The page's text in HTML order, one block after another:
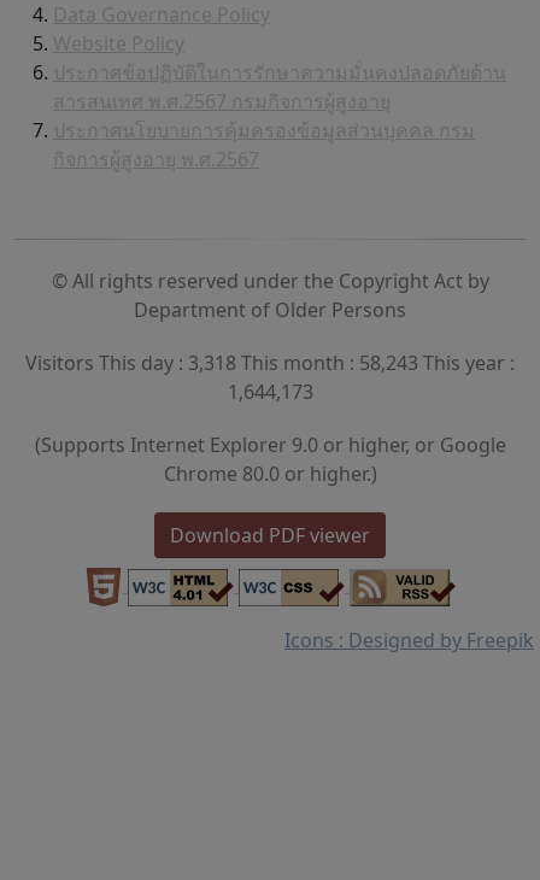
Data Governance Policy
Website Policy
ประกาศข้อปฏิบัติในการรักษาความมั่นคงปลอดภัยด้าน
สารสนเทศ พ.ศ.2567 กรมกิจการผู้สูงอายุ
ประกาศนโยบายการคุ้มครองข้อมูลส่วนบุคคล กรม
กิจการผู้สูงอายุ พ.ศ.2567
© All rights reserved under the Copyright Act by
Department of Older Persons
Visitors This day : 3,318 This month : 58,243 This year :
1,644,173
(Supports Internet Explorer 9.0 or higher, or Google
Chrome 80.0 or higher.)
Download PDF viewer
Icons : Designed by Freepik